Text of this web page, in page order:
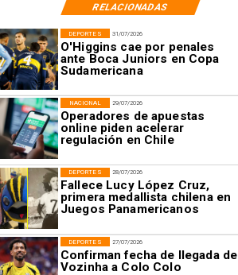
RELACIONADAS
31/07/2026
O'Higgins cae por penales
ante Boca Juniors en Copa
Sudamericana
DEPORTES
29/07/2026
Operadores de apuestas
online piden acelerar
regulación en Chile
NACIONAL
28/07/2026
Fallece Lucy López Cruz,
primera medallista chilena en
Juegos Panamericanos
DEPORTES
27/07/2026
Confirman fecha de llegada de
Vozinha a Colo Colo
DEPORTES